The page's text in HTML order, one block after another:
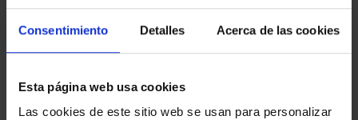
Consentimiento Detalles Acerca de las cookies
Esta página web usa cookies
Las cookies de este sitio web se usan para personalizar
VICTORIA (SERIES IV)
€16.94
(SERIE...